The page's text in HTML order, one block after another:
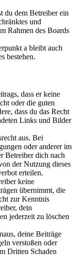
du dem Betreiber ein
und
Rahmen des Boards
a bleibt auch
bestehen.
dass er keine
oder die guten
dass du das Recht
Links und Bilder
aus. Bei
oder anderer im
Betreiber dich nach
der Nutzung dieses
erteilen.
keine
übernimmt, die
zur Kenntnis
dein
jederzeit zu löschen
deine Beiträge
verstoßen oder
Dritten Schaden